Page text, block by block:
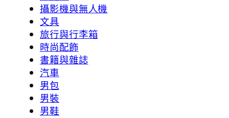
攝影機與無人機
文具
旅行與行李箱
時尚配飾
書籍與雜誌
汽車
男包
男裝
男鞋